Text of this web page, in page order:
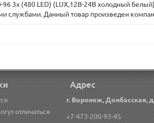
3x (480 LED) (LUX,12В-24В холодный
службами. Данный товар произведен
отличаться
Адрес
г. Воронеж, Донбасская,
+7-473-200-93-45